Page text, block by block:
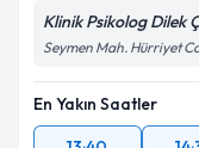
Klinik Psikolog Dilek
Seymen Mah. Hürriyet
En Yakın Saatler